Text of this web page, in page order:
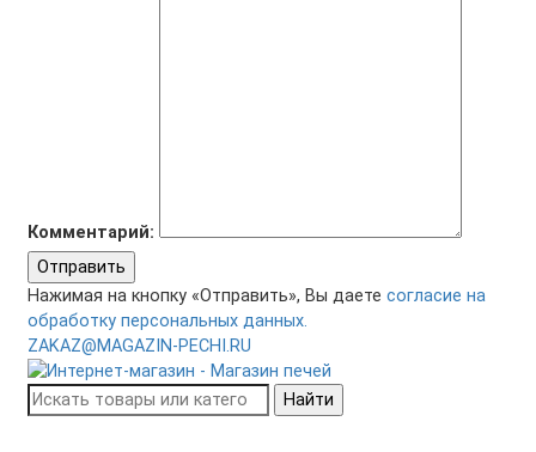
Комментарий:
Отправить
Нажимая на кнопку «Отправить», Вы даете согласие на
обработку персональных данных.
ZAKAZ@MAGAZIN-PECHI.RU
Найти